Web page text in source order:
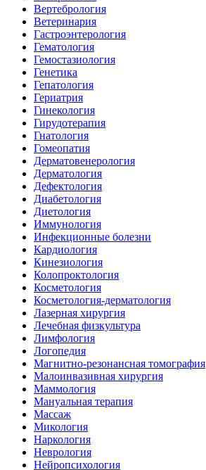
Вертебрология
Ветеринария
Гастроэнтерология
Гематология
Гемостазиология
Генетика
Гепатология
Гериатрия
Гинекология
Гирудотерапия
Гнатология
Гомеопатия
Дерматовенерология
Дерматология
Дефектология
Диабетология
Диетология
Иммунология
Инфекционные болезни
Кардиология
Кинезиология
Колопроктология
Косметология
Косметология-дерматология
Лазерная хирургия
Лечебная физкультура
Лимфология
Логопедия
Магнитно-резонансная томография
Малоинвазивная хирургия
Маммология
Мануальная терапия
Массаж
Микология
Наркология
Неврология
Нейропсихология